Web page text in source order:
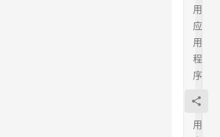
用
应
用
程
序
在
用